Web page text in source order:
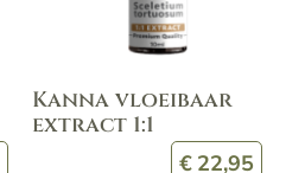
Kanna vloeibaar
extract 1:1
€ 22,95